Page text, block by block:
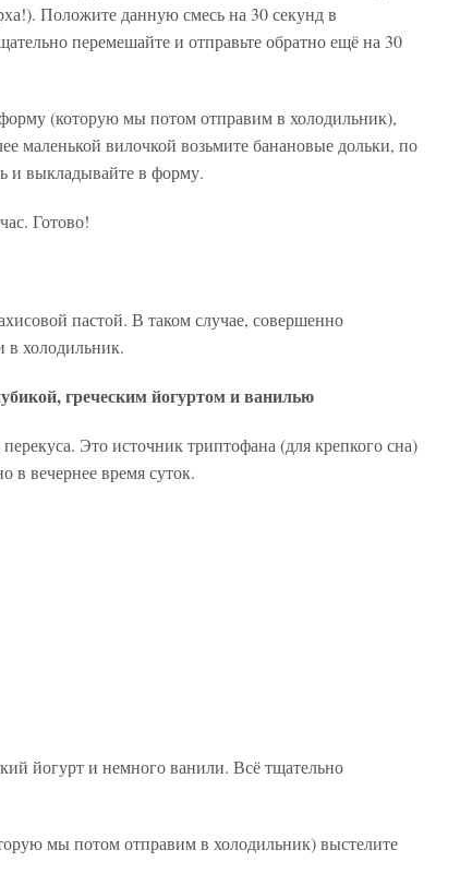
Положите данную смесь на 30 секунд в
перемешайте и отправьте обратно ещё на 30
(которую мы потом отправим в холодильник),
маленькой вилочкой возьмите банановые дольки, по
и выкладывайте в форму.
Готово!
пастой. В таком случае, совершенно
в холодильник.
греческим йогуртом и ванилью
Это источник триптофана (для крепкого сна)
в вечернее время суток.
йогурт и немного ванили. Всё тщательно
мы потом отправим в холодильник) выстелите